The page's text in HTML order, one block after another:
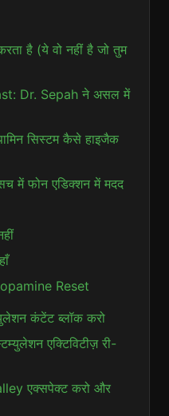
है (ये वो नहीं है जो तुम
Dr. Sepah ने असल में
सिस्टम कैसे हाइजैक
में फोन एडिक्शन में मदद
Reset
कंटेंट ब्लॉक करो
एक्टिविटीज़ री-
एक्सपेक्ट करो और